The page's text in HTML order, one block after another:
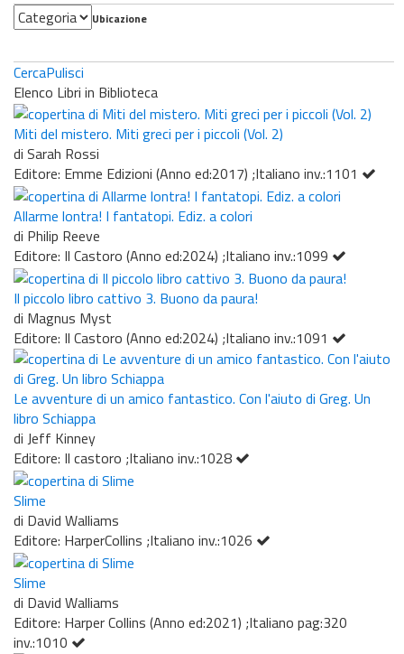
Categoria Ubicazione
CercaPulisci
Elenco Libri in Biblioteca
Miti del mistero. Miti greci per i piccoli (Vol. 2)
di Sarah Rossi
Editore: Emme Edizioni (Anno ed:2017) ;Italiano inv.:1101
Allarme lontra! I fantatopi. Ediz. a colori
di Philip Reeve
Editore: Il Castoro (Anno ed:2024) ;Italiano inv.:1099
Il piccolo libro cattivo 3. Buono da paura!
di Magnus Myst
Editore: Il Castoro (Anno ed:2024) ;Italiano inv.:1091
Le avventure di un amico fantastico. Con l'aiuto di Greg. Un
libro Schiappa
di Jeff Kinney
Editore: Il castoro ;Italiano inv.:1028
Slime
di David Walliams
Editore: HarperCollins ;Italiano inv.:1026
Slime
di David Walliams
Editore: Harper Collins (Anno ed:2021) ;Italiano pag:320
inv.:1010